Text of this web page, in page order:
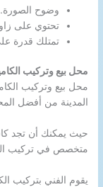
وضوح الصورة.
تحتوي على
تمتلك قدرة
محل بيع وتركيب
محل بيع وتركيب
المدينة من أفضل
حيث يمكنك أن تجد
متخصص في تركيب
يقوم الفني بتركيب